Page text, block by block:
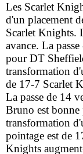
Les Scarlet
d'un placement
Scarlet Knights.
avance. La
pour DT
transformation
de 17-7 Scarlet
La passe de 14
Bruno est bonne
transformation
pointage est de
Knights